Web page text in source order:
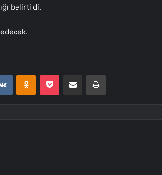
belirtildi.
VKontakteOdnoklassniki
Pocket E-Posta ile paylaş Yazdır